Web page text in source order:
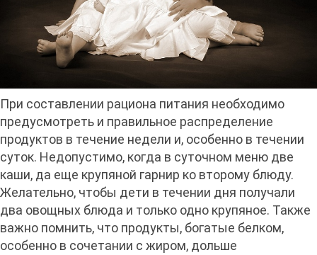
При составлении рациона питания необходимо
предусмотреть и правильное распределение
продуктов в течение недели и, особенно в течении
суток. Недопустимо, когда в суточном меню две
каши, да еще крупяной гарнир ко второму блюду.
Желательно, чтобы дети в течении дня получали
два овощных блюда и только одно крупяное. Также
важно помнить, что продукты, богатые белком,
особенно в сочетании с жиром, дольше